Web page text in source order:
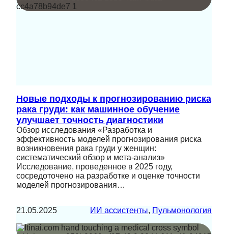
Новые подходы к прогнозированию риска
рака груди: как машинное обучение
улучшает точность диагностики
Обзор исследования «Разработка и
эффективность моделей прогнозирования риска
возникновения рака груди у женщин:
систематический обзор и мета-анализ»
Исследование, проведенное в 2025 году,
сосредоточено на разработке и оценке точности
моделей прогнозирования…
21.05.2025 ИИ ассистенты, Пульмонология